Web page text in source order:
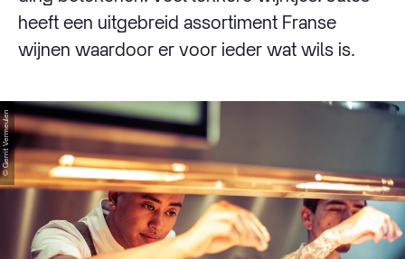
heeft een uitgebreid assortiment Franse
wijnen waardoor er voor ieder wat wils is.
© Gerrit Vermeulen